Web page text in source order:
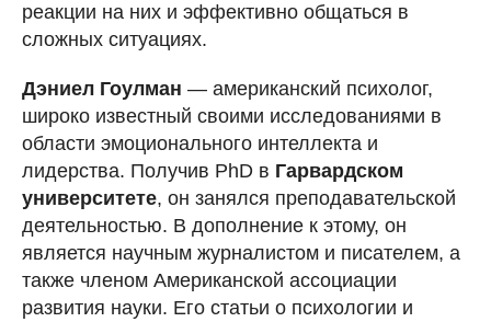
реакции на них и эффективно общаться в
сложных ситуациях.
Дэниел Гоулман — американский психолог,
широко известный своими исследованиями в
области эмоционального интеллекта и
лидерства. Получив PhD в Гарвардском
университете, он занялся преподавательской
деятельностью. В дополнение к этому, он
является научным журналистом и писателем, а
также членом Американской ассоциации
развития науки. Его статьи о психологии и